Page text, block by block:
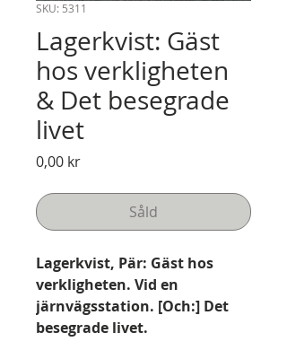
SKU: 5311
Lagerkvist: Gäst
hos verkligheten
& Det besegrade
livet
0,00 krPris
Såld
Lagerkvist, Pär: Gäst hos
verkligheten. Vid en
järnvägsstation. [Och:] Det
besegrade livet.